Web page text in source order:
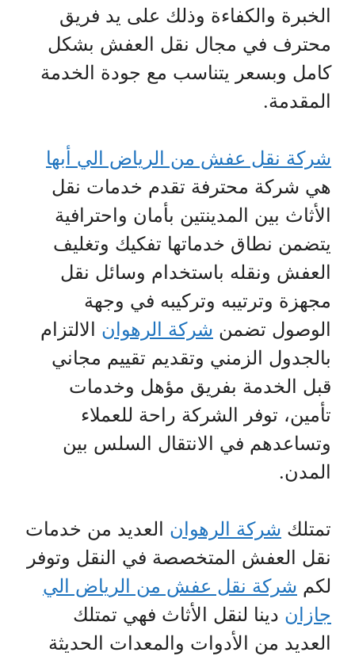
الخبرة والكفاءة وذلك على يد فريق
محترف في مجال نقل العفش بشكل
كامل وبسعر يتناسب مع جودة الخدمة
المقدمة.
شركة نقل عفش من الرياض الي أبها
هي شركة محترفة تقدم خدمات نقل
الأثاث بين المدينتين بأمان واحترافية
يتضمن نطاق خدماتها تفكيك وتغليف
العفش ونقله باستخدام وسائل نقل
مجهزة وترتيبه وتركيبه في وجهة
الوصول تضمن شركة الرهوان الالتزام
بالجدول الزمني وتقديم تقييم مجاني
قبل الخدمة بفريق مؤهل وخدمات
تأمين، توفر الشركة راحة للعملاء
وتساعدهم في الانتقال السلس بين
المدن.
تمتلك شركة الرهوان العديد من خدمات
نقل العفش المتخصصة في النقل وتوفر
لكم شركة نقل عفش من الرياض الي
جازان دينا لنقل الأثاث فهي تمتلك
العديد من الأدوات والمعدات الحديثة